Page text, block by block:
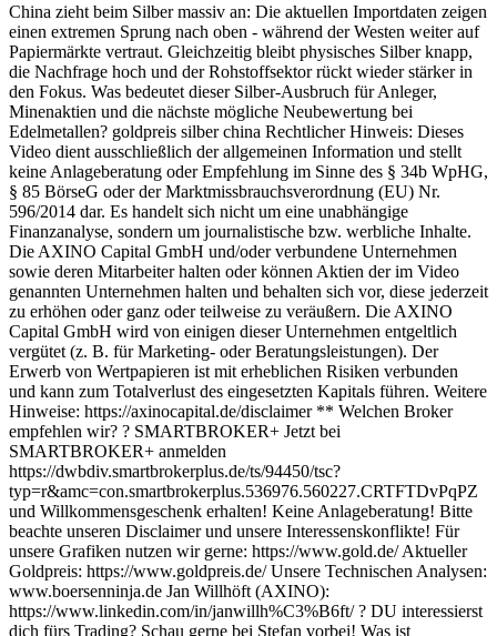
China zieht beim Silber massiv an: Die aktuellen Importdaten zeigen
einen extremen Sprung nach oben - während der Westen weiter auf
Papiermärkte vertraut. Gleichzeitig bleibt physisches Silber knapp,
die Nachfrage hoch und der Rohstoffsektor rückt wieder stärker in
den Fokus. Was bedeutet dieser Silber-Ausbruch für Anleger,
Minenaktien und die nächste mögliche Neubewertung bei
Edelmetallen? goldpreis silber china Rechtlicher Hinweis: Dieses
Video dient ausschließlich der allgemeinen Information und stellt
keine Anlageberatung oder Empfehlung im Sinne des § 34b WpHG,
§ 85 BörseG oder der Marktmissbrauchsverordnung (EU) Nr.
596/2014 dar. Es handelt sich nicht um eine unabhängige
Finanzanalyse, sondern um journalistische bzw. werbliche Inhalte.
Die AXINO Capital GmbH und/oder verbundene Unternehmen
sowie deren Mitarbeiter halten oder können Aktien der im Video
genannten Unternehmen halten und behalten sich vor, diese jederzeit
zu erhöhen oder ganz oder teilweise zu veräußern. Die AXINO
Capital GmbH wird von einigen dieser Unternehmen entgeltlich
vergütet (z. B. für Marketing- oder Beratungsleistungen). Der
Erwerb von Wertpapieren ist mit erheblichen Risiken verbunden
und kann zum Totalverlust des eingesetzten Kapitals führen. Weitere
Hinweise: https://axinocapital.de/disclaimer ** Welchen Broker
empfehlen wir? ? SMARTBROKER+ Jetzt bei
SMARTBROKER+ anmelden
https://dwbdiv.smartbrokerplus.de/ts/94450/tsc?
typ=r&amc=con.smartbrokerplus.536976.560227.CRTFTDvPqPZ
und Willkommensgeschenk erhalten! Keine Anlageberatung! Bitte
beachte unseren Disclaimer und unsere Interessenskonflikte! Für
unsere Grafiken nutzen wir gerne: https://www.gold.de/ Aktueller
Goldpreis: https://www.goldpreis.de/ Unsere Technischen Analysen:
www.boersenninja.de Jan Willhöft (AXINO):
https://www.linkedin.com/in/janwillh%C3%B6ft/ ? DU interessierst
dich fürs Trading? Schau gerne bei Stefan vorbei! Was ist